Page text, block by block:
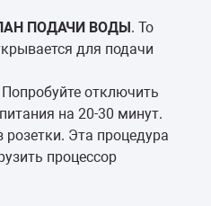
ПОДАЧИ ВОДЫ. То
для подачи
Попробуйте отключить
на 20-30 минут.
Эта процедура
процессор